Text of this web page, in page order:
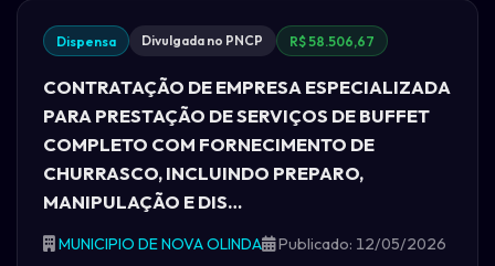
Dispensa Divulgada no PNCP R$ 58.506,67
CONTRATAÇÃO DE EMPRESA ESPECIALIZADA
PARA PRESTAÇÃO DE SERVIÇOS DE BUFFET
COMPLETO COM FORNECIMENTO DE
CHURRASCO, INCLUINDO PREPARO,
MANIPULAÇÃO E DIS…
MUNICIPIO DE NOVA OLINDA Publicado: 12/05/2026